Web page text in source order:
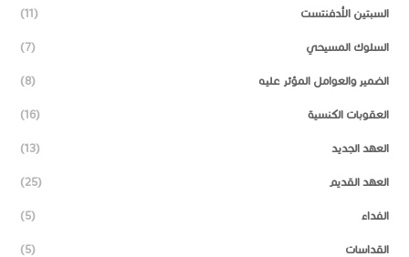
السبتين الأدفنتست (11)
السلوك المسيحي (7)
الضمير والعوامل المؤثر عليه (8)
العقوبات الكنسية (16)
العهد الجديد (13)
العهد القديم (25)
الفداء (5)
القداسات (5)